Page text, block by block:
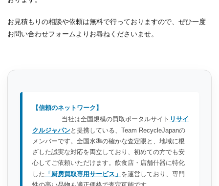
お見積もりの相談や依頼は無料で行っておりますので、ぜひ一度
お問い合わせフォームよりお尋ねくださいませ。
【信頼のネットワーク】
当社は全国規模の買取ポータルサイト リサイ
クルジャパンと提携している、Team RecycleJapanの
メンバーです。全国水準の確かな査定眼と、地域に根
ざした誠実な対応を両立しており、初めての方でも安
心してご依頼いただけます。飲食店・店舗什器に特化
した 「厨房買取専用サービス」 を運営しており、専門